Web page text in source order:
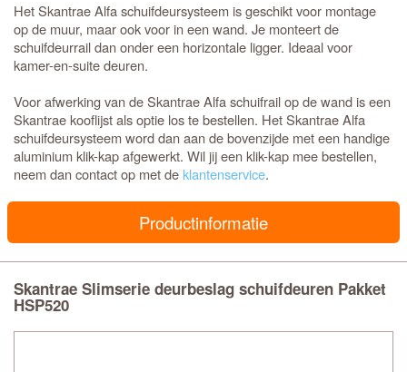
Het Skantrae Alfa schuifdeursysteem is geschikt voor montage
op de muur, maar ook voor in een wand. Je monteert de
schuifdeurrail dan onder een horizontale ligger. Ideaal voor
kamer-en-suite deuren.
Voor afwerking van de Skantrae Alfa schuifrail op de wand is een
Skantrae kooflijst als optie los te bestellen. Het Skantrae Alfa
schuifdeursysteem word dan aan de bovenzijde met een handige
aluminium klik-kap afgewerkt. Wil jij een klik-kap mee bestellen,
neem dan contact op met deklantenservice.
Productinformatie
Skantrae Slimserie deurbeslag schuifdeuren Pakket
HSP520